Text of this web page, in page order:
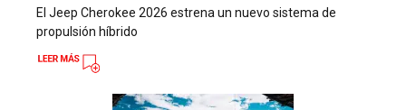
El Jeep Cherokee 2026 estrena un nuevo sistema de
propulsión híbrido